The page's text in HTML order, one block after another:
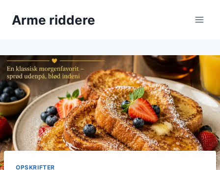
Arme riddere
OPSKRIFTER